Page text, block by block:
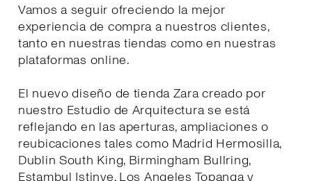
Vamos a seguir ofreciendo la mejor
experiencia de compra a nuestros clientes,
tanto en nuestras tiendas como en nuestras
plataformas online.
El nuevo diseño de tienda Zara creado por
nuestro Estudio de Arquitectura se está
reflejando en las aperturas, ampliaciones o
reubicaciones tales como Madrid Hermosilla,
Dublin South King, Birmingham Bullring,
Estambul Istinye, Los Angeles Topanga y